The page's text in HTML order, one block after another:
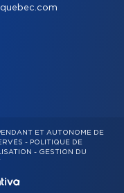
ET AUTONOME DE
- POLITIQUE DE
- GESTION DU